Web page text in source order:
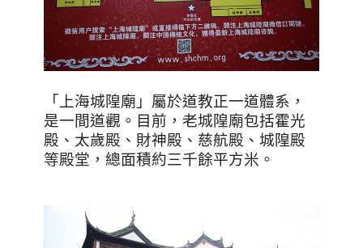
「上海城隍廟」屬於道教正一道體系，
是一間道觀。目前，老城隍廟包括霍光
殿、太歲殿、財神殿、慈航殿、城隍殿
等殿堂，總面積約三千餘平方米。